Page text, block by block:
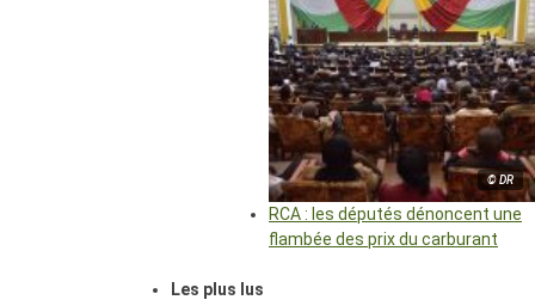
© DR
RCA : les députés dénoncent une
flambée des prix du carburant
Les plus lus